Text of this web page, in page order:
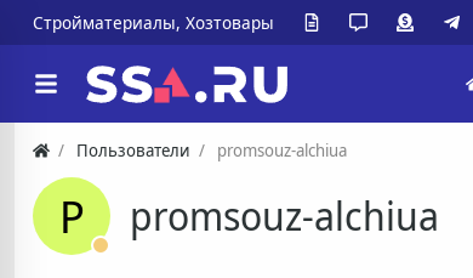
Стройматериалы, Хозтовары
Пользователи promsouz-alchiua
P promsouz-alchiua